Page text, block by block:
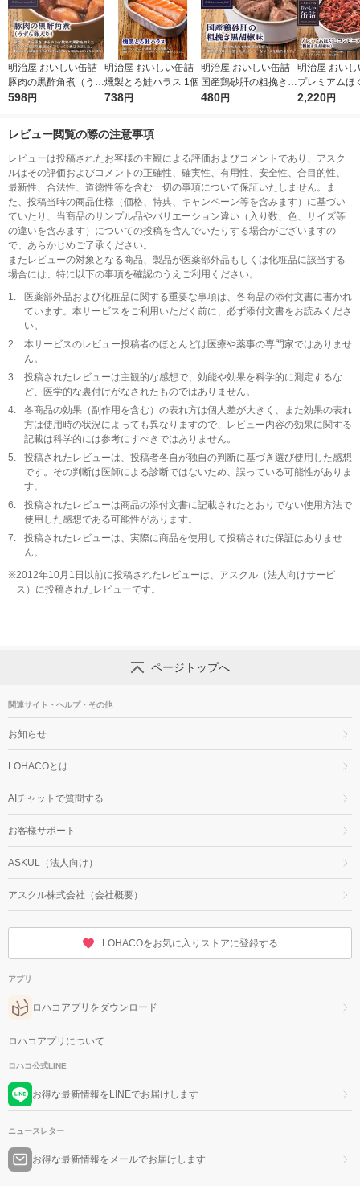
明治屋 おいしい缶詰
豚肉の黒酢角煮（うず
ら卵入り） 1個
598円
明治屋 おいしい缶詰
燻製とろ鮭ハラス 1個
738円
明治屋 おいしい缶詰
国産鶏砂肝の粗挽き黒
胡椒味 1個
480円
明治屋 おいし
プレミアムほ
ビーフ 1セッ
2,220円
レビュー閲覧の際の注意事項
レビューは投稿されたお客様の主観による評価およびコメントであり、アスク
ルはその評価およびコメントの正確性、確実性、有用性、安全性、合目的性、
最新性、合法性、道徳性等を含む一切の事項について保証いたしません。ま
た、投稿当時の商品仕様（価格、特典、キャンペーン等を含みます）に基づい
ていたり、当商品のサンプル品やバリエーション違い（入り数、色、サイズ等
の違いを含みます）についての投稿を含んでいたりする場合がございますの
で、あらかじめご了承ください。
またレビューの対象となる商品、製品が医薬部外品もしくは化粧品に該当する
場合には、特に以下の事項を確認のうえご利用ください。
1.
医薬部外品および化粧品に関する重要な事項は、各商品の添付文書に書かれ
ています。本サービスをご利用いただく前に、必ず添付文書をお読みくださ
い。
2.
本サービスのレビュー投稿者のほとんどは医療や薬事の専門家ではありませ
ん。
3.
投稿されたレビューは主観的な感想で、効能や効果を科学的に測定するな
ど、医学的な裏付けがなされたものではありません。
4.
各商品の効果（副作用を含む）の表れ方は個人差が大きく、また効果の表れ
方は使用時の状況によっても異なりますので、レビュー内容の効果に関する
記載は科学的には参考にすべきではありません。
5.
投稿されたレビューは、投稿者各自が独自の判断に基づき選び使用した感想
です。その判断は医師による診断ではないため、誤っている可能性がありま
す。
6.
投稿されたレビューは商品の添付文書に記載されたとおりでない使用方法で
使用した感想である可能性があります。
7.
投稿されたレビューは、実際に商品を使用して投稿された保証はありませ
ん。
※2012年10月1日以前に投稿されたレビューは、アスクル（法人向けサービ
ス）に投稿されたレビューです。
ページトップへ
関連サイト・ヘルプ・その他
お知らせ
LOHACOとは
AIチャットで質問する
お客様サポート
ASKUL（法人向け）
アスクル株式会社（会社概要）
LOHACOをお気に入りストアに登録する
アプリ
ロハコアプリをダウンロード
ロハコアプリについて
ロハコ公式LINE
お得な最新情報をLINEでお届けします
ニュースレター
お得な最新情報をメールでお届けします